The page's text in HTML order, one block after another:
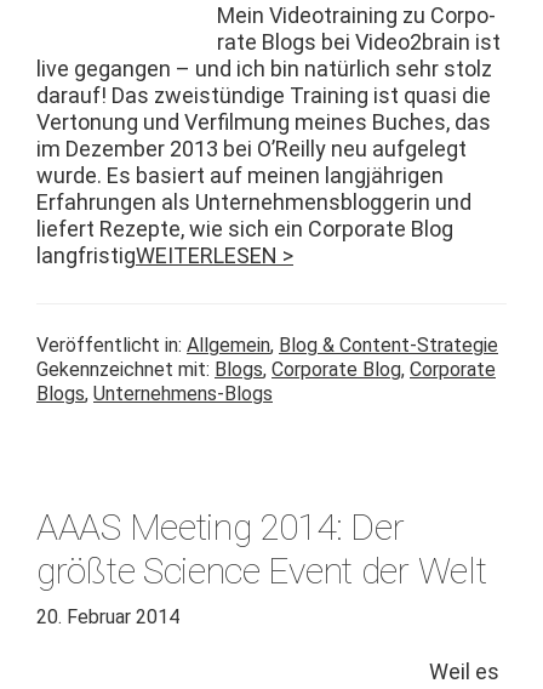
Mein Video­train­ing zu Cor­po­
rate Blogs bei Video2brain ist
live gegan­gen – und ich bin natür­lich sehr stolz
darauf! Das zweistündi­ge Train­ing ist qua­si die
Ver­to­nung und Ver­fil­mung meines Buch­es, das
im Dezem­ber 2013 bei O’Reilly neu aufgelegt
wurde. Es basiert auf meinen langjähri­gen
Erfahrun­gen als Unternehmens­blog­gerin und
liefert Rezepte, wie sich ein Cor­po­rate Blog
langfristigWEITERLESEN >
Veröffentlicht in: Allgemein, Blog & Content-Strategie
Gekennzeichnet mit: Blogs, Corporate Blog, Corporate
Blogs, Unternehmens-Blogs
AAAS Meeting 2014: Der
größte Science Event der Welt
20. Februar 2014
Weil es